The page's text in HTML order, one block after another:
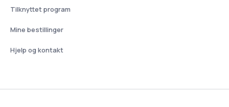
Tilknyttet program
Mine bestillinger
Hjelp og kontakt